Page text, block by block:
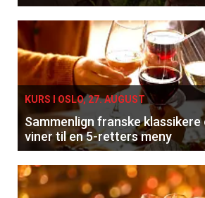
KURS I OSLO, 27. AUGUST
Sammenlign franske klassikere
viner til en 5-retters meny